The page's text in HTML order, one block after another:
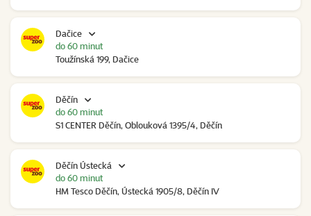
Dačice
Toužínská 199, Dačice
do 60 minut
Děčín
S1 CENTER Děčín, Oblouková 1395/4, Děčín
do 60 minut
Děčín Ústecká
HM Tesco Děčín, Ústecká 1905/8, Děčín IV
do 60 minut